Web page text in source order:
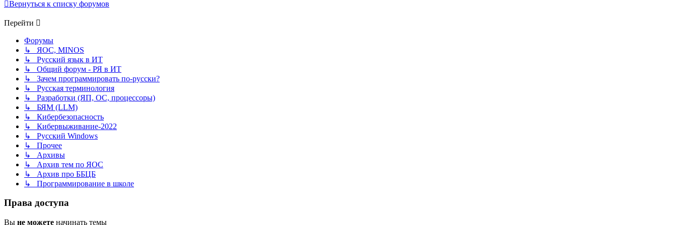
Вернуться к списку форумов
Перейти
Форумы
↳ ЯОС, MINOS
↳ Русский язык в ИТ
↳ Общий форум - РЯ в ИТ
↳ Зачем программировать по-русски?
↳ Русская терминология
↳ Разработки (ЯП, ОС, процессоры)
↳ БЯМ (LLM)
↳ Кибербезопасность
↳ Кибервыживание-2022
↳ Русский Windows
↳ Прочее
↳ Архивы
↳ Архив тем по ЯОС
↳ Архив про ББЦБ
↳ Программирование в школе
Права доступа
Вы не можете начинать темы